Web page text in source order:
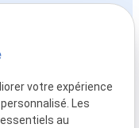
pour le
rurales
votre expérience
Les
au